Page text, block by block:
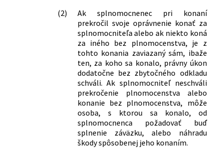
(2)
Ak splnomocnenec pri konaní
prekročil svoje oprávnenie konať za
splnomocniteľa alebo ak niekto koná
za iného bez plnomocenstva, je z
tohto konania zaviazaný sám, ibaže
ten, za koho sa konalo, právny úkon
dodatočne bez zbytočného odkladu
schváli. Ak splnomocniteľ neschváli
prekročenie plnomocenstva alebo
konanie bez plnomocenstva, môže
osoba, s ktorou sa konalo, od
splnomocnenca požadovať buď
splnenie záväzku, alebo náhradu
škody spôsobenej jeho konaním.